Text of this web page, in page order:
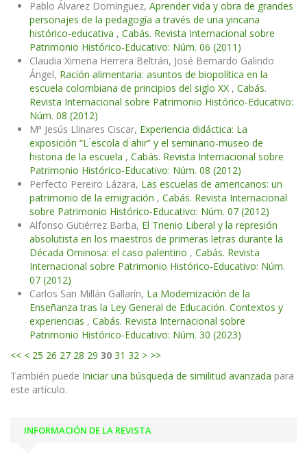
Pablo Álvarez Domínguez, Aprender vida y obra de grandes
personajes de la pedagogía a través de una yincana
histórico-educativa , Cabás. Revista Internacional sobre
Patrimonio Histórico-Educativo: Núm. 06 (2011)
Claudia Ximena Herrera Beltrán, José Bernardo Galindo
Ángel, Ración alimentaria: asuntos de biopolítica en la
escuela colombiana de principios del siglo XX , Cabás.
Revista Internacional sobre Patrimonio Histórico-Educativo:
Núm. 08 (2012)
Mª Jesús Llinares Ciscar, Experiencia didáctica: La
exposición “L ́escola d ́ahir” y el seminario-museo de
historia de la escuela , Cabás. Revista Internacional sobre
Patrimonio Histórico-Educativo: Núm. 08 (2012)
Perfecto Pereiro Lázara, Las escuelas de americanos: un
patrimonio de la emigración , Cabás. Revista Internacional
sobre Patrimonio Histórico-Educativo: Núm. 07 (2012)
Alfonso Gutiérrez Barba, El Trienio Liberal y la represión
absolutista en los maestros de primeras letras durante la
Década Ominosa: el caso palentino , Cabás. Revista
Internacional sobre Patrimonio Histórico-Educativo: Núm.
07 (2012)
Carlos San Millán Gallarín, La Modernización de la
Enseñanza tras la Ley General de Educación. Contextos y
experiencias , Cabás. Revista Internacional sobre
Patrimonio Histórico-Educativo: Núm. 30 (2023)
<< < 25 26 27 28 29 30 31 32 > >>
También puede Iniciar una búsqueda de similitud avanzada para
este artículo.
INFORMACIÓN DE LA REVISTA